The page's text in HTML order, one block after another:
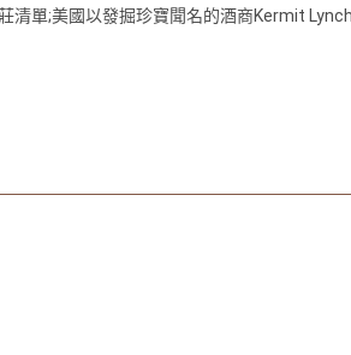
清單;美國以發掘珍寶聞名的酒商Kermit